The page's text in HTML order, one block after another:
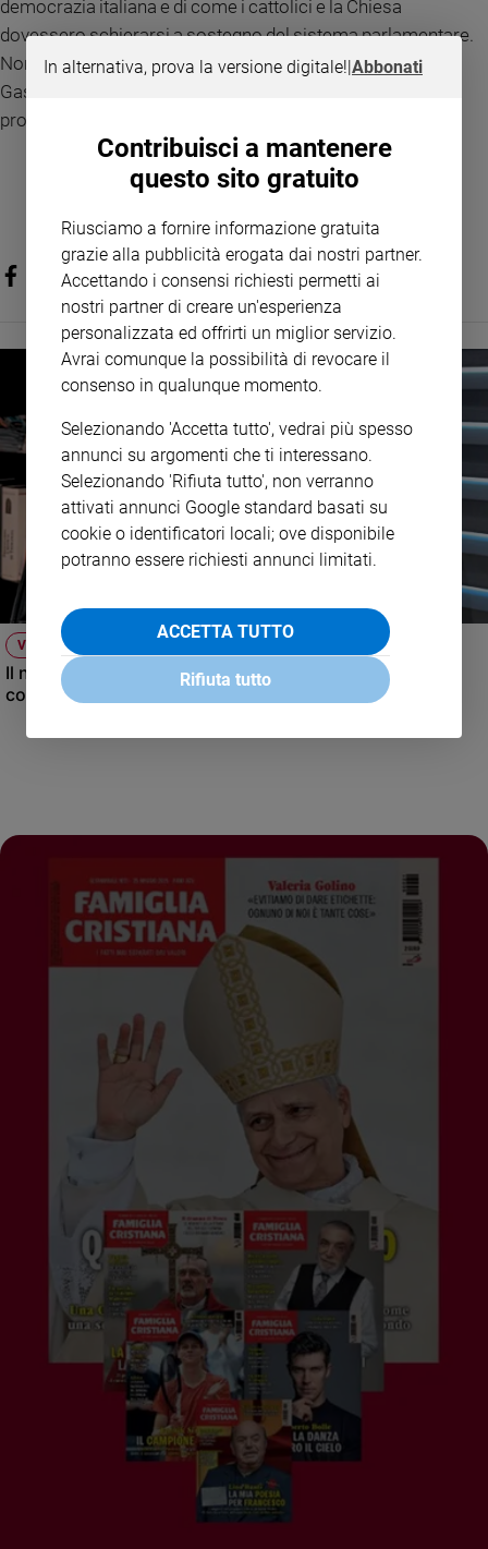
siamo
Pubblicità
Registrati
Redazione
democrazia italiana e di come i cattolici e la Chiesa
dovessero schierarsi a sostegno del sistema parlamentare.
Nonostante la breve durata dei suoi Governi, l’Italia di De
Gasperi ha goduto di una stabilità che ha cambiato in
profondità il Paese.
VIDEO
Il nuovo numero di Famiglia Cristiana raccontato dal
condirettore.
In alternativa, prova la versione digitale!|Abbonati
Contribuisci a mantenere
questo sito gratuito
Riusciamo a fornire informazione gratuita
grazie alla pubblicità erogata dai nostri partner.
Accettando i consensi richiesti permetti ai
nostri partner di creare un'esperienza
personalizzata ed offrirti un miglior servizio.
Avrai comunque la possibilità di revocare il
consenso in qualunque momento.
Selezionando 'Accetta tutto', vedrai più spesso
annunci su argomenti che ti interessano.
Selezionando 'Rifiuta tutto', non verranno
attivati annunci Google standard basati su
cookie o identificatori locali; ove disponibile
potranno essere richiesti annunci limitati.
ACCETTA TUTTO
Rifiuta tutto